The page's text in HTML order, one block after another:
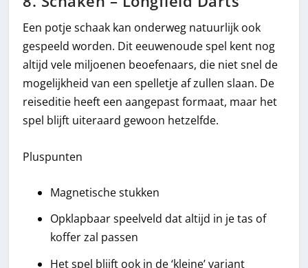
Een potje schaak kan onderweg natuurlijk ook
gespeeld worden. Dit eeuwenoude spel kent nog
altijd vele miljoenen beoefenaars, die niet snel de
mogelijkheid van een spelletje af zullen slaan. De
reiseditie heeft een aangepast formaat, maar het
spel blijft uiteraard gewoon hetzelfde.
Pluspunten
Magnetische stukken
Opklapbaar speelveld dat altijd in je tas of
koffer zal passen
Het spel blijft ook in de ‘kleine’ variant